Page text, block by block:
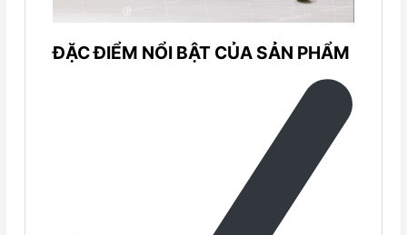
ĐẶC ĐIỂM NỔI BẬT CỦA SẢN PHẨM